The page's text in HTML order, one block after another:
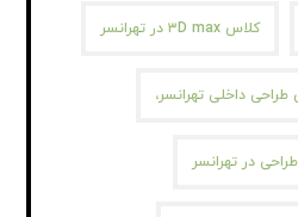
کلاس ۳D max در تهرانسر
داخلی تهرانسر،
در تهرانسر